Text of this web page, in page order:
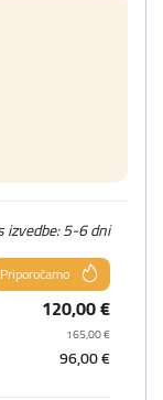
izvedbe: 5-6 dni
Priporočamo
120,00 €
165,00 €
96,00 €